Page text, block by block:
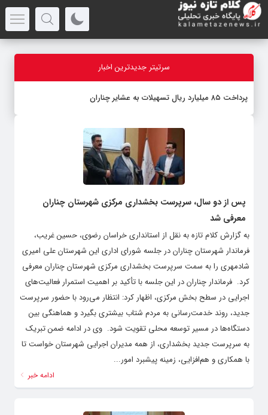
سرتیتر جدیدترین اخبار
پرداخت ۸۵ میلیارد ریال تسهیلات به عشایر چناران
️پس از دو سال، سرپرست بخشداری مرکزی شهرستان چناران
معرفی شد
به گزارش کلام تازه به نقل از استانداری خراسان رضوی، حسین غریب،
فرماندار شهرستان چناران در جلسه شورای اداری این شهرستان علی امیری
شادمهری را به سمت سرپرست بخشداری مرکزی شهرستان چناران معرفی
کرد. ‌ فرماندار چناران در این جلسه با تأکید بر اهمیت استمرار فعالیت‌های
اجرایی در سطح بخش مرکزی، اظهار کرد: انتظار می‌رود با حضور سرپرست
جدید، روند خدمت‌رسانی به مردم شتاب بیشتری بگیرد و هماهنگی بین
دستگاه‌ها در مسیر توسعه محلی تقویت شود. ‌ وی در ادامه ضمن تبریک
به سرپرست جدید بخشداری، از همه مدیران اجرایی شهرستان خواست تا
با همکاری و هم‌افزایی، زمینه پیشبرد امور...
ادامه خبر